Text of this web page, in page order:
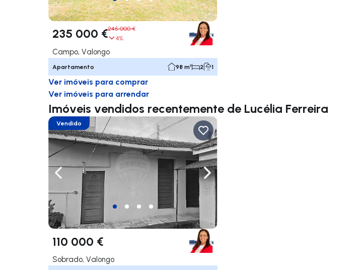
235 000 €245 000 €
4%
Campo, Valongo
Apartamento 98 m² 2 1
Ver imóveis para comprar
Ver imóveis para arrendar
Imóveis vendidos recentemente de Lucélia Ferreira
Navegação para a esquerda Navegação para a direita
Vendido
110 000 €
Sobrado, Valongo